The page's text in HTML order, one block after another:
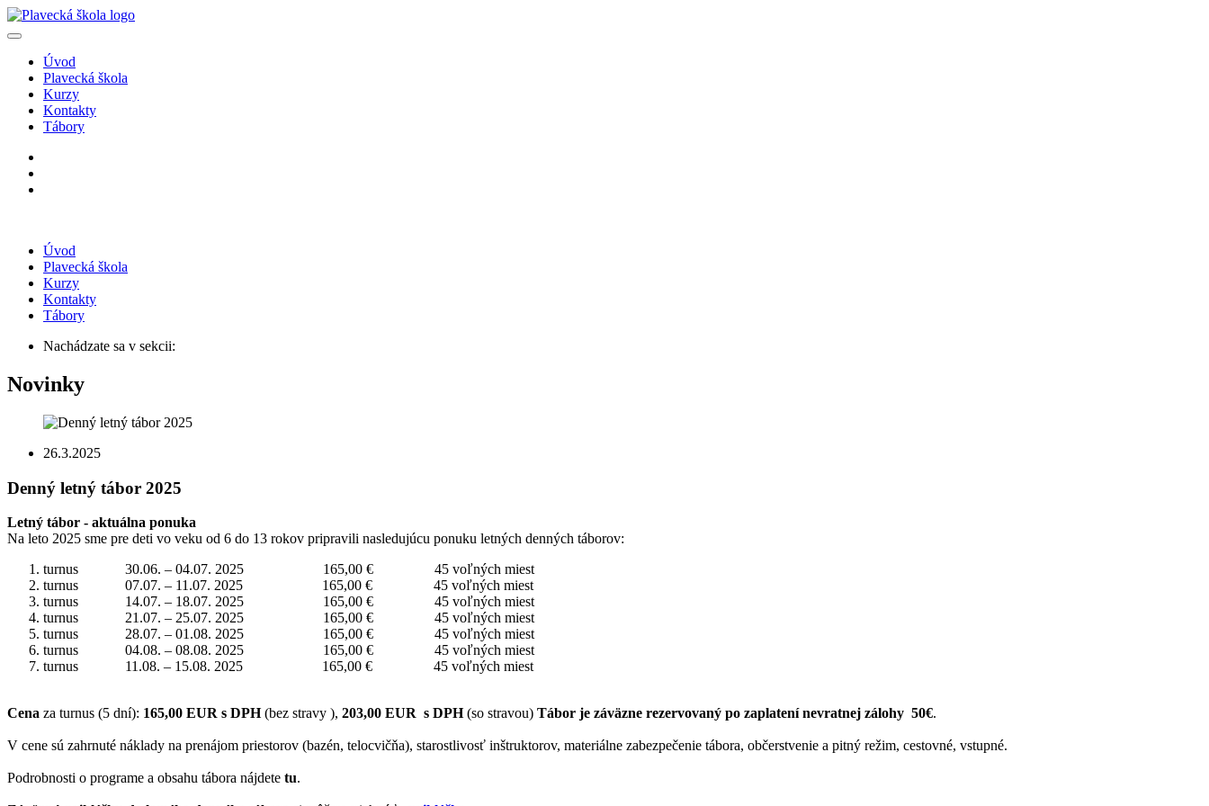
Úvod
Plavecká škola
Kurzy
Kontakty
Tábory
Úvod
Plavecká škola
Kurzy
Kontakty
Tábory
Nachádzate sa v sekcii:
Novinky
26.3.2025
Denný letný tábor 2025
Letný tábor - aktuálna ponuka
Na leto 2025 sme pre deti vo veku od 6 do 13 rokov pripravili nasledujúcu ponuku letných denných táborov:
turnus 30.06. – 04.07. 2025 165,00 € 45 voľných miest
turnus 07.07. – 11.07. 2025 165,00 € 45 voľných miest
turnus 14.07. – 18.07. 2025 165,00 € 45 voľných miest
turnus 21.07. – 25.07. 2025 165,00 € 45 voľných miest
turnus 28.07. – 01.08. 2025 165,00 € 45 voľných miest
turnus 04.08. – 08.08. 2025 165,00 € 45 voľných miest
turnus 11.08. – 15.08. 2025 165,00 € 45 voľných miest
Cena za turnus (5 dní): 165,00 EUR s DPH(bez stravy ), 203,00 EUR s DPH(so stravou) Tábor je záväzne rezervovaný po zaplatení nevratnej zálohy 50€.
V cene sú zahrnuté náklady na prenájom priestorov (bazén, telocvičňa), starostlivosť inštruktorov, materiálne zabezpečenie tábora, občerstvenie a pitný režim, cestovné, vstupné.
Podrobnosti o programe a obsahu tábora nájdete tu.